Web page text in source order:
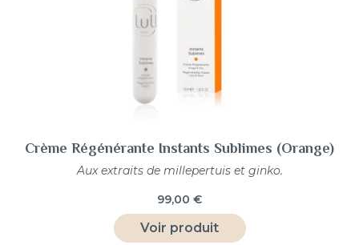
Crème Régénérante Instants Sublimes (Orange)
Aux extraits de millepertuis et ginko.
99,00 €
Voir produit